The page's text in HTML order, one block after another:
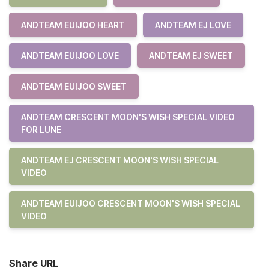
ANDTEAM EUIJOO HEART ANDTEAM EJ LOVE
ANDTEAM EUIJOO LOVE ANDTEAM EJ SWEET
ANDTEAM EUIJOO SWEET
ANDTEAM CRESCENT MOON'S WISH SPECIAL VIDEO
FOR LUNE
ANDTEAM EJ CRESCENT MOON'S WISH SPECIAL
VIDEO
ANDTEAM EUIJOO CRESCENT MOON'S WISH SPECIAL
VIDEO
Share URL